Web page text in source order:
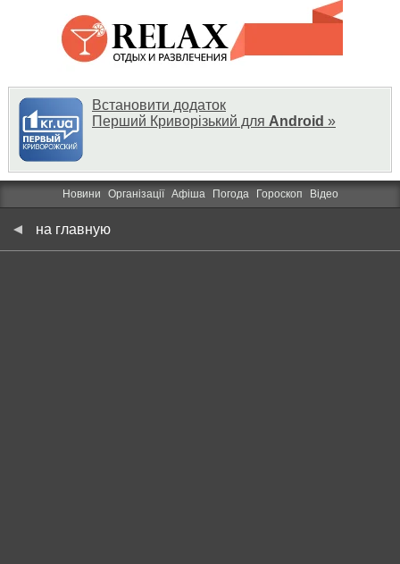
Встановити додаток
Перший Криворізький для Android »
Новини Організації Афіша Погода Гороскоп Відео
на главную